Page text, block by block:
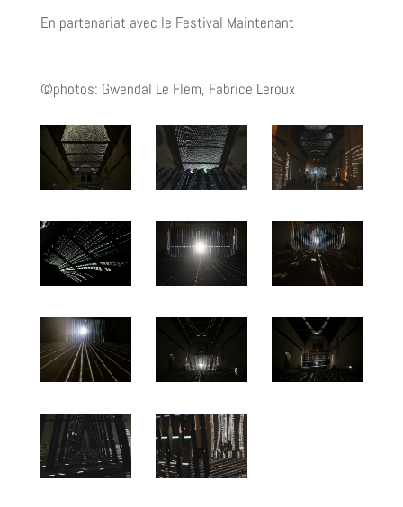
En partenariat avec le Festival Maintenant
©photos: Gwendal Le Flem, Fabrice Leroux